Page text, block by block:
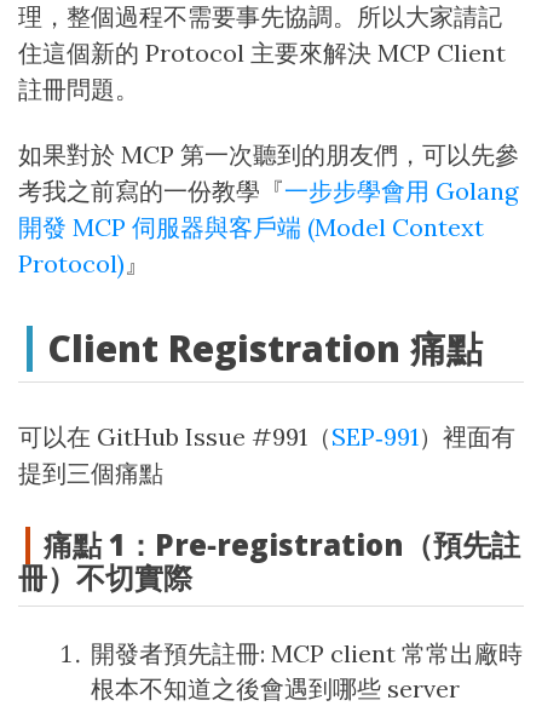
理，整個過程不需要事先協調。所以大家請記
住這個新的 Protocol 主要來解決 MCP Client
註冊問題。
如果對於 MCP 第一次聽到的朋友們，可以先參
考我之前寫的一份教學『一步步學會用 Golang
開發 MCP 伺服器與客戶端 (Model Context
Protocol)』
Client Registration 痛點
可以在 GitHub Issue #991（SEP‑991）裡面有
提到三個痛點
痛點 1：Pre‑registration（預先註
冊）不切實際
開發者預先註冊: MCP client 常常出廠時
根本不知道之後會遇到哪些 server